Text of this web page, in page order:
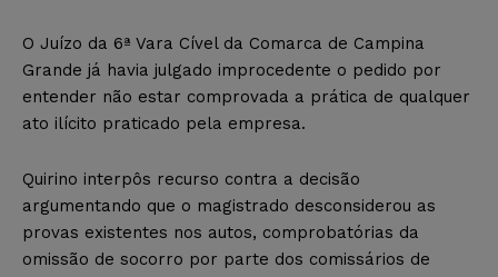
O Juízo da 6ª Vara Cível da Comarca de Campina
Grande já havia julgado improcedente o pedido por
entender não estar comprovada a prática de qualquer
ato ilícito praticado pela empresa.
Quirino interpôs recurso contra a decisão
argumentando que o magistrado desconsiderou as
provas existentes nos autos, comprobatórias da
omissão de socorro por parte dos comissários de